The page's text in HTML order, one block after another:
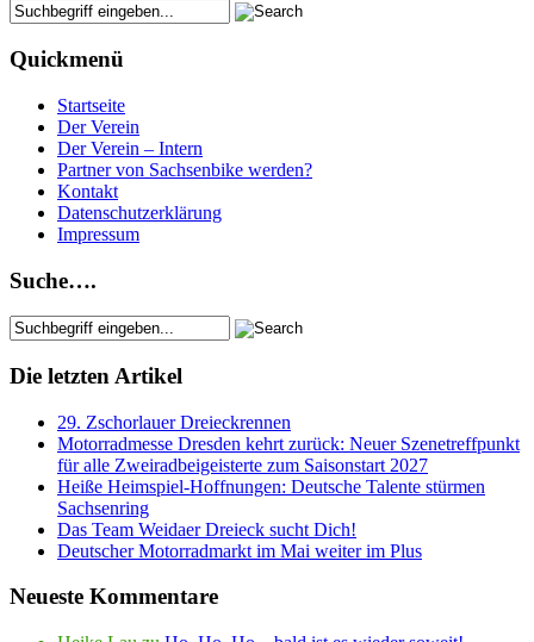
Quickmenü
Startseite
Der Verein
Der Verein – Intern
Partner von Sachsenbike werden?
Kontakt
Datenschutzerklärung
Impressum
Suche….
Die letzten Artikel
29. Zschorlauer Dreieckrennen
Motorradmesse Dresden kehrt zurück: Neuer Szenetreffpunkt
für alle Zweiradbeigeisterte zum Saisonstart 2027
Heiße Heimspiel-Hoffnungen: Deutsche Talente stürmen
Sachsenring
Das Team Weidaer Dreieck sucht Dich!
Deutscher Motorradmarkt im Mai weiter im Plus
Neueste Kommentare